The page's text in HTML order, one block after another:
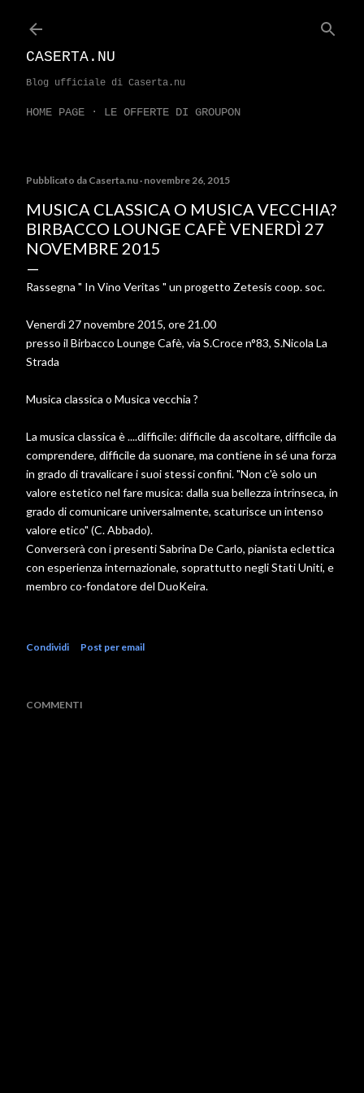
CASERTA.NU
Blog ufficiale di Caserta.nu
HOME PAGE LE OFFERTE DI GROUPON
Pubblicato da Caserta.nu novembre 26, 2015
MUSICA CLASSICA O MUSICA VECCHIA?
BIRBACCO LOUNGE CAFÈ VENERDÌ 27
NOVEMBRE 2015
Rassegna " In Vino Veritas " un progetto Zetesis coop. soc.
Venerdì 27 novembre 2015, ore 21.00
presso il Birbacco Lounge Cafè, via S.Croce n°83, S.Nicola La
Strada
Musica classica o Musica vecchia ?
La musica classica è ....difficile: difficile da ascoltare, difficile da
comprendere, difficile da suonare, ma contiene in sé una forza
in grado di travalicare i suoi stessi confini. "Non c'è solo un
valore estetico nel fare musica: dalla sua bellezza intrinseca, in
grado di comunicare universalmente, scaturisce un intenso
valore etico" (C. Abbado).
Converserà con i presenti Sabrina De Carlo, pianista eclettica
con esperienza internazionale, soprattutto negli Stati Uniti, e
membro co-fondatore del DuoKeira.
Condividi Post per email
COMMENTI